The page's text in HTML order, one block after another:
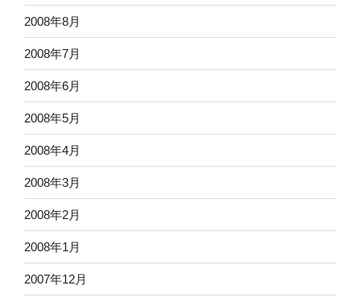
2008年8月
2008年7月
2008年6月
2008年5月
2008年4月
2008年3月
2008年2月
2008年1月
2007年12月